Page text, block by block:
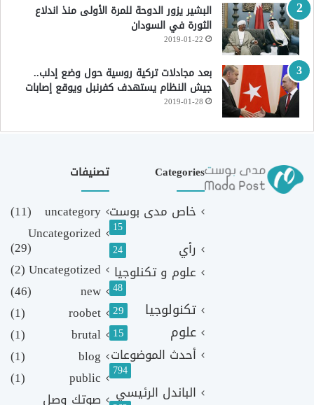
البشير يزور الدوحة للمرة الأولى منذ اندلاع
الثورة في السودان
2019-01-22
بعد مجادلات تركية روسية حول وضع إدلب..
جيش النظام يستهدف كفرنبل ويوقع إصابات
2019-01-28
Categories
خاص مدى بوست
15
رأي 24
علوم و تكنلوجيا
48
تكنولوجيا 29
علوم 15
أحدث الموضوعات
794
الباندل الرئيسي
تصنيفات
uncategory
(11)
Uncategorized
(29)
Uncategotized
(2)
new
(46)
roobet
(1)
brutal
(1)
blog
(1)
public
(1)
صوتك وصل